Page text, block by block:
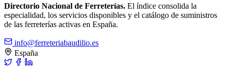
Directorio Nacional de Ferreterías. El índice consolida la
especialidad, los servicios disponibles y el catálogo de suministros
de las ferreterías activas en España.
info@ferreteriabaudilio.es
España